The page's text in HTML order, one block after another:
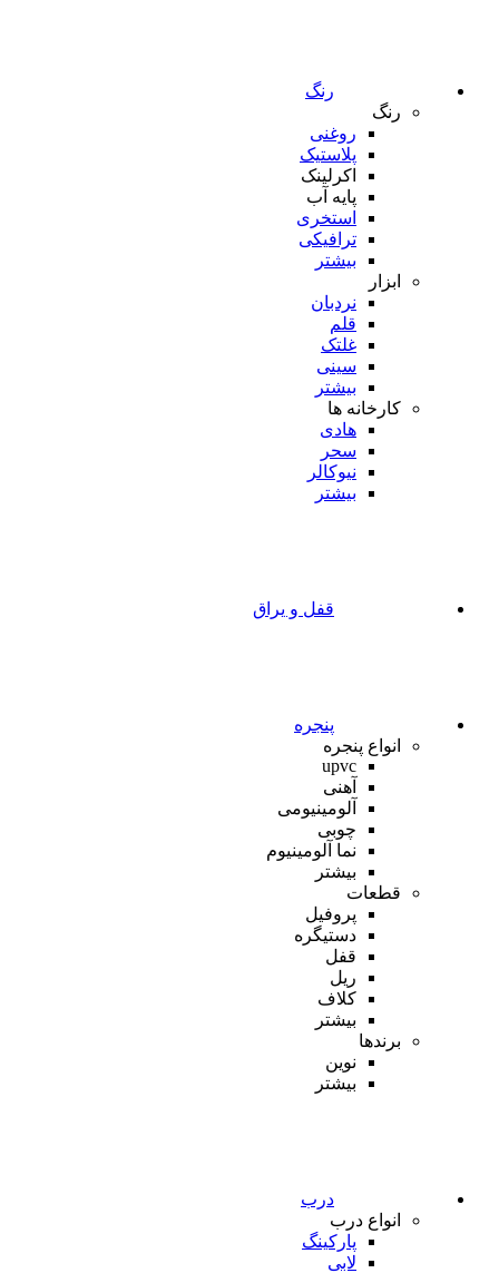
رنگ
رنگ
روغنی
پلاستیک
اکرلینک
پایه آب
استخری
ترافیکی
بیشتر
ابزار
نردبان
قلم
غلتک
سینی
بیشتر
کارخانه ها
هادی
سحر
نیوکالر
بیشتر
قفل و یراق
پنجره
انواع پنجره
upvc
آهنی
آلومینیومی
چوبی
نما آلومینیوم
بیشتر
قطعات
پروفیل
دستیگره
قفل
ریل
کلاف
بیشتر
برندها
نوین
بیشتر
درب
انواع درب
پارکینگ
لابی